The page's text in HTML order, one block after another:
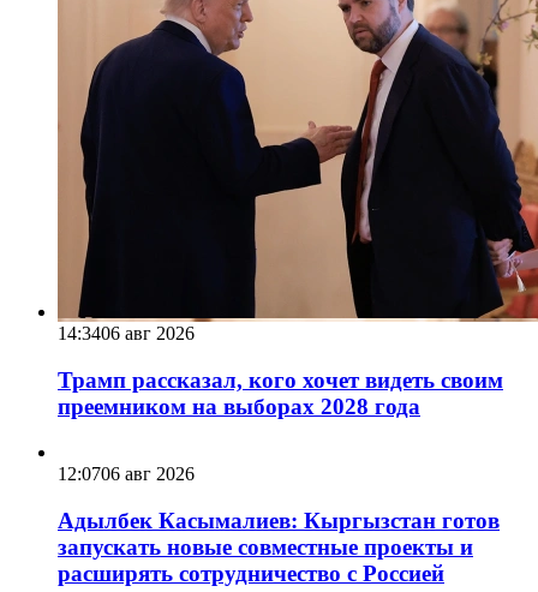
14:3406 авг 2026
Трамп рассказал, кого хочет видеть своим
преемником на выборах 2028 года
12:0706 авг 2026
Адылбек Касымалиев: Кыргызстан готов
запускать новые совместные проекты и
расширять сотрудничество с Россией